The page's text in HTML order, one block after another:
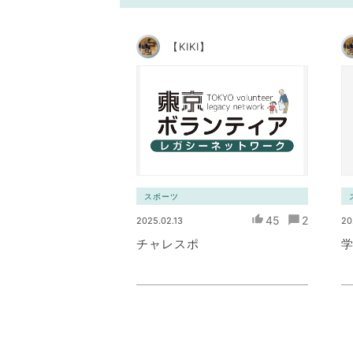
【KIKI】
スポーツ
2025.02.13 45 2
チャレスポ